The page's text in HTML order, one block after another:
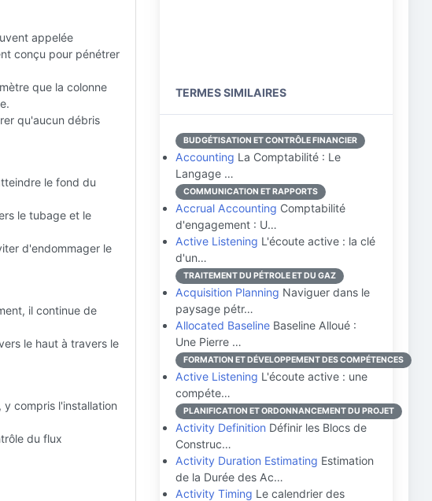
appelée
conçu pour pénétrer
que la colonne
qu'aucun débris
le fond du
le tubage et le
d'endommager le
il continue de
le haut à travers le
compris l'installation
du flux
TERMES SIMILAIRES
BUDGÉTISATION ET CONTRÔLE FINANCIER
Accounting La Comptabilité : Le
Langage …
COMMUNICATION ET RAPPORTS
Accrual Accounting Comptabilité
d'engagement : U…
Active Listening L'écoute active : la clé
d'un…
TRAITEMENT DU PÉTROLE ET DU GAZ
Acquisition Planning Naviguer dans le
paysage pétr…
Allocated Baseline Baseline Alloué :
Une Pierre …
FORMATION ET DÉVELOPPEMENT DES COMPÉTENCES
Active Listening L'écoute active : une
compéte…
PLANIFICATION ET ORDONNANCEMENT DU PROJET
Activity Definition Définir les Blocs de
Construc…
Activity Duration Estimating Estimation
de la Durée des Ac…
Activity Timing Le calendrier des